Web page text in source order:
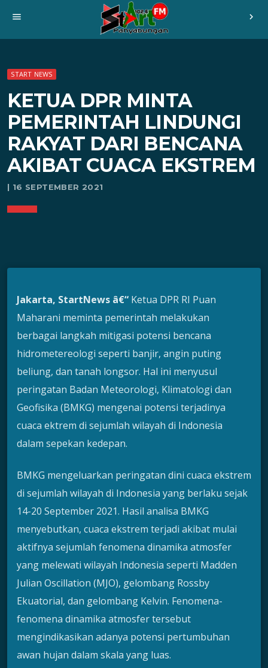
menu chevron_right
START NEWS
KETUA DPR MINTA
PEMERINTAH LINDUNGI
RAKYAT DARI BENCANA
AKIBAT CUACA EKSTREM
| 16 SEPTEMBER 2021
Jakarta, StartNews â€“ Ketua DPR RI Puan
Maharani meminta pemerintah melakukan
berbagai langkah mitigasi potensi bencana
hidrometereologi seperti banjir, angin puting
beliung, dan tanah longsor. Hal ini menyusul
peringatan Badan Meteorologi, Klimatologi dan
Geofisika (BMKG) mengenai potensi terjadinya
cuaca ektrem di sejumlah wilayah di Indonesia
dalam sepekan kedepan.
BMKG mengeluarkan peringatan dini cuaca ekstrem
di sejumlah wilayah di Indonesia yang berlaku sejak
14-20 September 2021. Hasil analisa BMKG
menyebutkan, cuaca ekstrem terjadi akibat mulai
aktifnya sejumlah fenomena dinamika atmosfer
yang melewati wilayah Indonesia seperti Madden
Julian Oscillation (MJO), gelombang Rossby
Ekuatorial, dan gelombang Kelvin. Fenomena-
fenomena dinamika atmosfer tersebut
mengindikasikan adanya potensi pertumbuhan
awan hujan dalam skala yang luas.